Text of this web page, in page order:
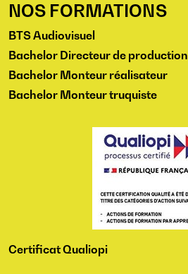
NOS FORMATIONS
BTS Audiovisuel
Bachelor Directeur de production
Bachelor Monteur réalisateur
Bachelor Monteur truquiste
Certificat Qualiopi